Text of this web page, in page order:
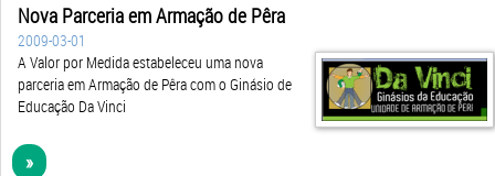
Nova Parceria em Armação de Pêra
2009-03-01
A Valor por Medida estabeleceu uma nova
parceria em Armação de Pêra com o Ginásio de
Educação Da Vinci
»